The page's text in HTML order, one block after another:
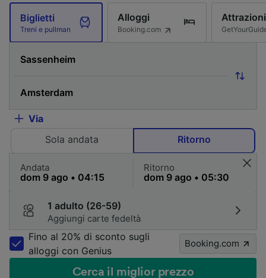
Biglietti
Treni e pullman
Alloggi
Booking.com
Attrazioni
Via
Sola andata
Ritorno
Andata Ritorno
1 adulto (26-59)
Aggiungi carte fedeltà
Fino al 20% di sconto sugli
alloggi con Genius
Booking.com
Cerca il miglior prezzo